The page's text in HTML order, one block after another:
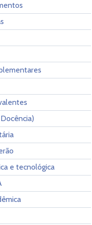
e tecnológica